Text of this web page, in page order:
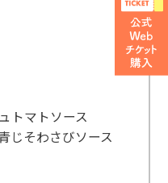
トマトソース
じそわさびソース